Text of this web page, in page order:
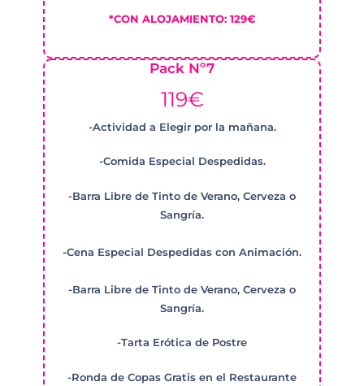
*CON ALOJAMIENTO: 129€
Pack Nº7
119€
-Actividad a Elegir por la mañana.
-Comida Especial Despedidas.
-Barra Libre de Tinto de Verano, Cerveza o
Sangría.
-Cena Especial Despedidas con Animación.
-Barra Libre de Tinto de Verano, Cerveza o
Sangría.
-Tarta Erótica de Postre
-Ronda de Copas Gratis en el Restaurante